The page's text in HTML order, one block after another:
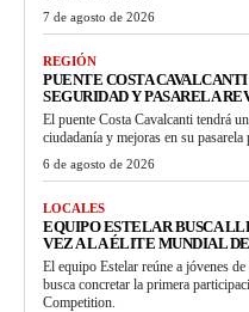
7 de agosto de 2026
REGIÓN
PUENTE COSTA
SEGURIDAD Y PASARELA
El puente Costa Cavalcanti tendrá
ciudadanía y mejoras en su pasarela
6 de agosto de 2026
LOCALES
EQUIPO ESTELAR BUSCA
VEZ A LA ÉLITE MUNDIAL
El equipo Estelar reúne a jóvenes
busca concretar la primera
Competition.